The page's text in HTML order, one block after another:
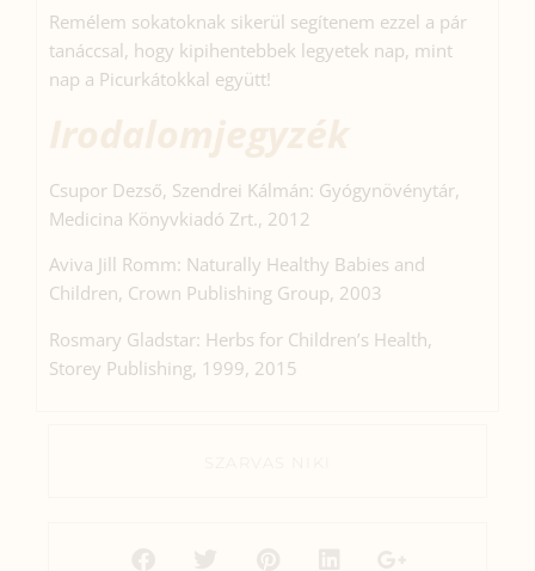
Remélem sokatoknak sikerül segítenem ezzel a pár
tanáccsal, hogy kipihentebbek legyetek nap, mint
nap a Picurkátokkal együtt!
Csupor Dezső, Szendrei Kálmán: Gyógynövénytár,
Medicina Könyvkiadó Zrt., 2012
Aviva Jill Romm: Naturally Healthy Babies and
Children, Crown Publishing Group, 2003
Rosmary Gladstar: Herbs for Children’s Health,
Storey Publishing, 1999, 2015